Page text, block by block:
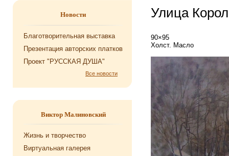
Новости
Благотворительная выставка
Презентация авторских платков
Проект "РУССКАЯ ДУША"
Все новости
Виктор Малиновский
Жизнь и творчество
Виртуальная галерея
Улица
90×95
Холст. Масло